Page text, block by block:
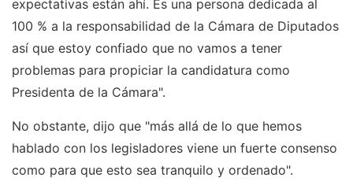
expectativas están ahí. Es una persona dedicada al
100 % a la responsabilidad de la Cámara de Diputados
así que estoy confiado que no vamos a tener
problemas para propiciar la candidatura como
Presidenta de la Cámara".
No obstante, dijo que "más allá de lo que hemos
hablado con los legisladores viene un fuerte consenso
como para que esto sea tranquilo y ordenado".